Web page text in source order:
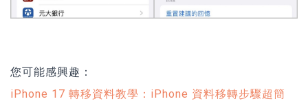
您可能感興趣：
iPhone 17 轉移資料教學：iPhone 資料移轉步驟超簡